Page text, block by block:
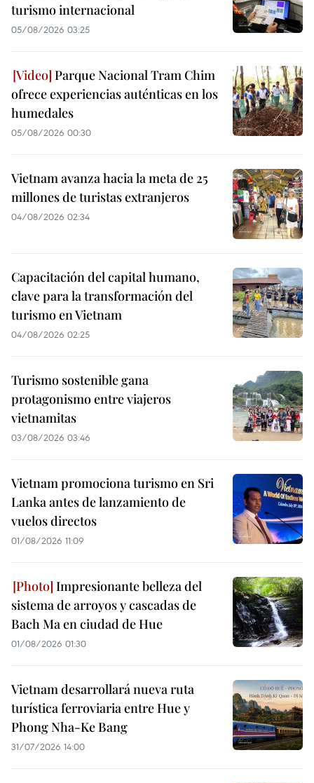
turismo internacional
05/08/2026 03:25
Parque Nacional Tram Chim
ofrece experiencias auténticas en los
humedales
05/08/2026 00:30
Vietnam avanza hacia la meta de 25
millones de turistas extranjeros
04/08/2026 02:34
Capacitación del capital humano,
clave para la transformación del
turismo en Vietnam
04/08/2026 02:25
Turismo sostenible gana
protagonismo entre viajeros
vietnamitas
03/08/2026 03:46
Vietnam promociona turismo en Sri
Lanka antes de lanzamiento de
vuelos directos
01/08/2026 11:09
Impresionante belleza del
sistema de arroyos y cascadas de
Bach Ma en ciudad de Hue
01/08/2026 01:30
Vietnam desarrollará nueva ruta
turística ferroviaria entre Hue y
Phong Nha-Ke Bang
31/07/2026 14:00